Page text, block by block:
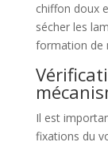
chiffon doux
sécher les
formation de
Il est
fixations du